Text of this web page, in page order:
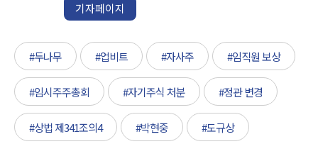
기자페이지
#두나무 #업비트 #자사주 #임직원 보상
#임시주주총회 #자기주식 처분 #정관 변경
#상법 제341조의4 #박현중 #도규상